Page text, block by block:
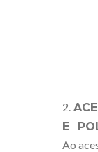
2.
E
Ao